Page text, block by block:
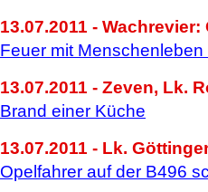
13.07.2011 - Wachrevier:
Feuer mit Menschenleben
13.07.2011 - Zeven, Lk.
Brand einer Küche
13.07.2011 - Lk.
Opelfahrer auf der B496